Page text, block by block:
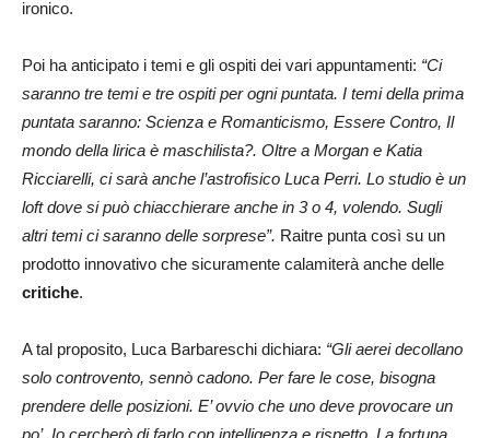
ironico.
Poi ha anticipato i temi e gli ospiti dei vari appuntamenti: “Ci
saranno tre temi e tre ospiti per ogni puntata. I temi della prima
puntata saranno: Scienza e Romanticismo, Essere Contro, Il
mondo della lirica è maschilista?. Oltre a Morgan e Katia
Ricciarelli, ci sarà anche l’astrofisico Luca Perri. Lo studio è un
loft dove si può chiacchierare anche in 3 o 4, volendo. Sugli
altri temi ci saranno delle sorprese”. Raitre punta così su un
prodotto innovativo che sicuramente calamiterà anche delle
critiche.
A tal proposito, Luca Barbareschi dichiara: “Gli aerei decollano
solo controvento, sennò cadono. Per fare le cose, bisogna
prendere delle posizioni. E’ ovvio che uno deve provocare un
po’. Io cercherò di farlo con intelligenza e rispetto. La fortuna